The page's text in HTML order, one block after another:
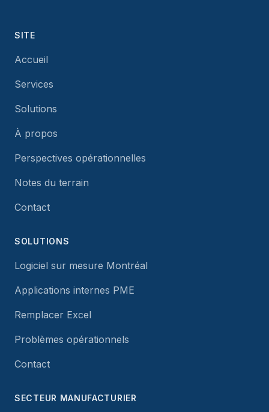
SITE
Accueil
Services
Solutions
À propos
Perspectives opérationnelles
Notes du terrain
Contact
SOLUTIONS
Logiciel sur mesure Montréal
Applications internes PME
Remplacer Excel
Problèmes opérationnels
Contact
SECTEUR MANUFACTURIER